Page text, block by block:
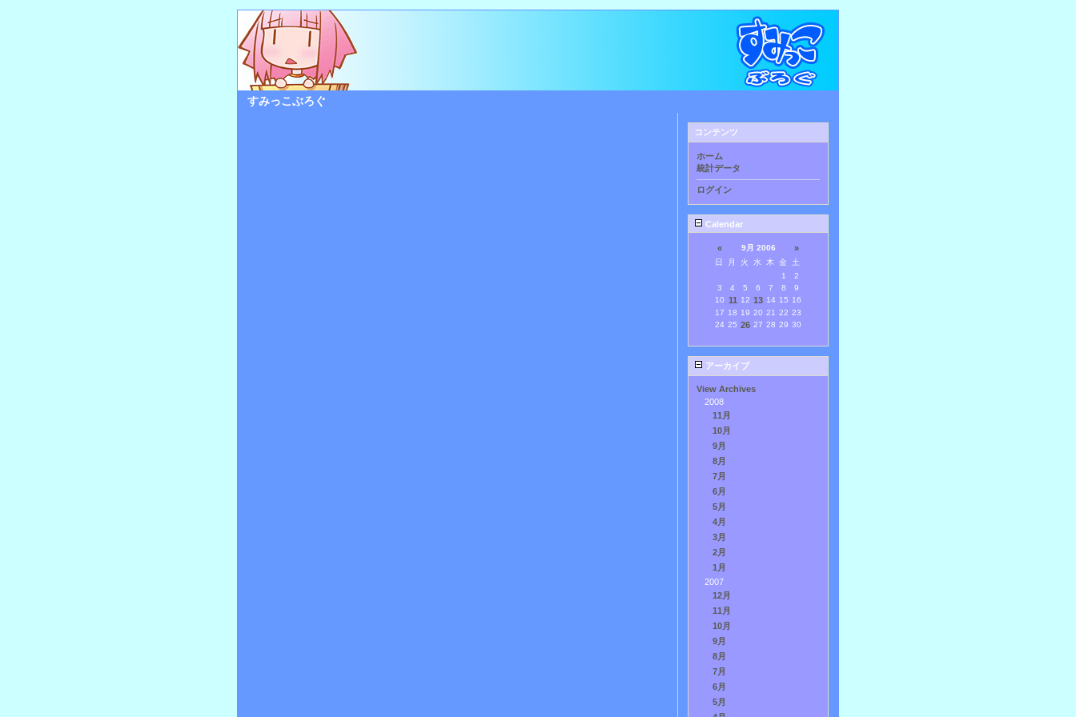
すみっこぶろぐ
コンテンツ
ホーム
統計データ
ログイン
Calendar
« 9月 2006 »
日 月 火 水 木 金
土
1
2
3
4 5 6 7 8
9
10 11 12 13 14 15 16
17 18 19 20 21 22 23
24 25 26 27 28 29 30
アーカイブ
View Archives
2008
11月
10月
9月
8月
7月
6月
5月
4月
3月
2月
1月
2007
12月
11月
10月
9月
8月
7月
6月
5月